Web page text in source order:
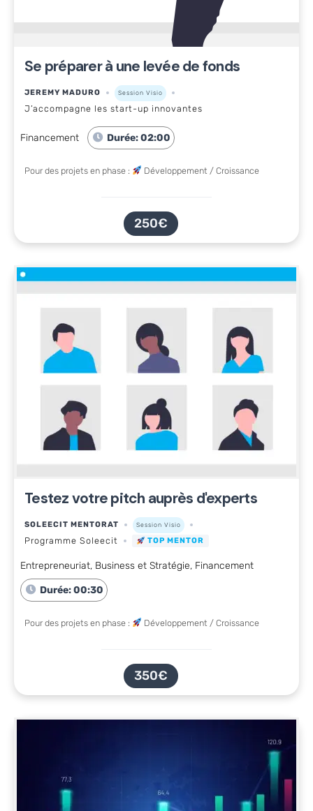
Se préparer à une levée de fonds
JEREMY MADURO Session Visio
J’accompagne les start-up innovantes
Financement Durée: 02:00
Pour des projets en phase : Développement / Croissance
250€
Testez votre pitch auprès d'experts
SOLEECIT MENTORAT Session Visio
Programme Soleecit TOP MENTOR
Entrepreneuriat, Business et Stratégie, Financement
Durée: 00:30
Pour des projets en phase : Développement / Croissance
350€